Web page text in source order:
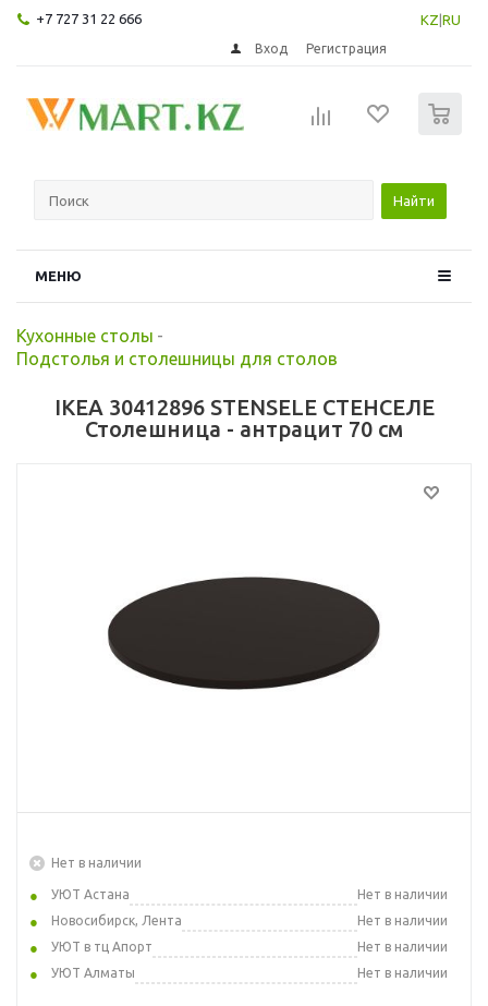
+7 727 31 22 666 KZ RU
Вход Регистрация
Найти
МЕНЮ
Кухонные столы -
Подстолья и столешницы для столов
IKEA 30412896 STENSELE СТЕНСЕЛЕ
Столешница - антрацит 70 см
Нет в наличии
УЮТ Астана
Нет в наличии
Новосибирск, Лента
Нет в наличии
УЮТ в тц Апорт
Нет в наличии
УЮТ Алматы
Нет в наличии